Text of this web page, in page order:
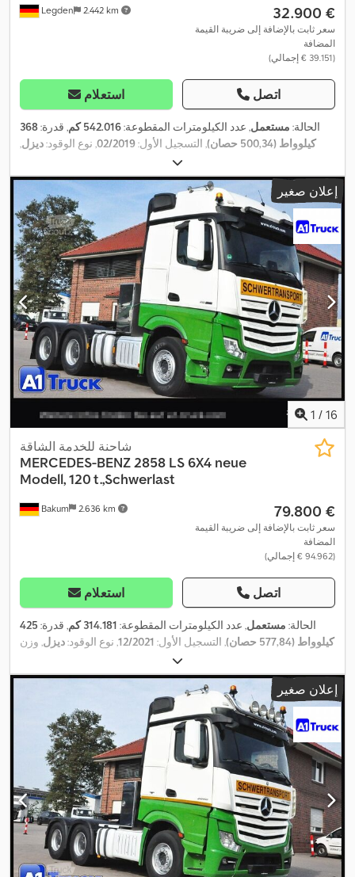
Legden 2.442 km ‏32.900 €
سعر ثابت بالإضافة إلى ضريبة القيمة
المضافة
(‏39.151 € إجمالي)
استعلام اتصل
الحالة: مستعمل, عدد الكيلومترات المقطوعة:542.016 كم , قدرة:368
كيلوواط (500,34 حصان)
, التسجيل الأول:02/2019, نوع الوقود:ديزل,
, تكوين المحور:
لون:أزرق, نوع التروس:تلقائي, فئة الانبعاثات:يورو 6 , معدات:برنامج
الثبات الإلكتروني (ESP), تكييف الهواء, سخان التدفئة أثناء التوقف,
مرشح السخام, نظام الفرامل المانعة للانغلاق (ABS), نظام الملاحة,
إعلان صغير
1 / 16
Bakum 2.636 km
شاحنة للخدمة الشاقة
MERCEDES-BENZ2858 LS 6X4 neue
Modell, 120 t.,Schwerlast
‏79.800 €
سعر ثابت بالإضافة إلى ضريبة القيمة
المضافة
(‏94.962 € إجمالي)
استعلام اتصل
الحالة: مستعمل, عدد الكيلومترات المقطوعة: 314.181 كم , قدرة: 425
كيلوواط (577,84 حصان)
, التسجيل الأول: 12/2021, نوع الوقود:ديزل, وزن
, الوزن الأقصى للحمولة:
120.000 كجم
, مقاس الإطار:315/80 22,5 , حالة الإطارات:
50 نسبة
, قاعدة العجلات: 3.250 مم
, الفحص القادم
12/2026 , فرامل:المُبطئ, لون:أبيض , كابينة السائق:
,
نوع التروس:تلقائي, فئة الانبعاثات:يورو 6 , تعليق: فولاذ-هواء, سنة الصنع:
2021, ساعات التشغيل: , مقاس الإطار الأمامي: 315/80 22,5
مقاس الإطار الخلفي:315/80 22,5 , عدد الأسرّة:1, معدات:أضواء
الضباب, برنامج الثبات الإلكتروني (ESP), تسجيل الشاحنة, تكييف الهواء,
سخان التدفئة أثناء التوقف, قفل التروس التفاضلية, كابينة, كمبيوتر على
متن المركبة, مثبت السرعة, مرشح السخام, نظام الفرامل المانعة
للانغلاق (ABS), نظام منع التشغيل, وسادة هوائية,
إعلان صغير